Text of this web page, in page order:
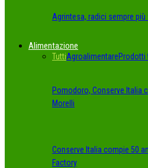
Agrintesa, radici sempre più
Alimentazione
TuttiAgroalimentareProdotti
Pomodoro, Conserve Italia
Morelli
Conserve Italia compie 50
Factory